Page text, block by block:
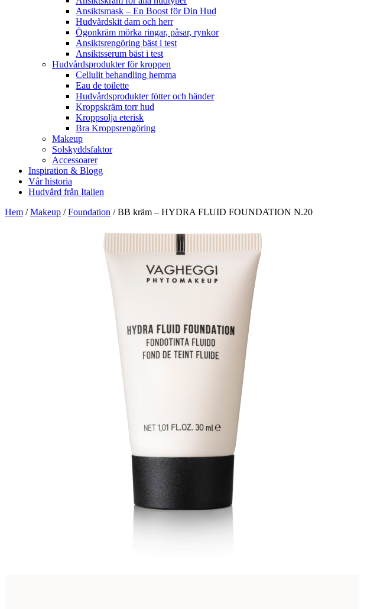
Ansiktsmask – En Boost för Din Hud
Hudvårdskit dam och herr
Ögonkräm mörka ringar, påsar, rynkor
Ansiktsrengöring bäst i test
Ansiktsserum bäst i test
Hudvårdsprodukter för kroppen
Cellulit behandling hemma
Eau de toilette
Hudvårdsprodukter fötter och händer
Kroppskräm torr hud
Kroppsolja eterisk
Bra Kroppsrengöring
Makeup
Solskyddsfaktor
Accessoarer
Inspiration & Blogg
Vår historia
Hudvård från Italien
Hem /Makeup /Foundation / BB kräm – HYDRA FLUID FOUNDATION N.20